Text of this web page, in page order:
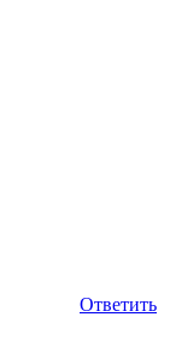
Ответить